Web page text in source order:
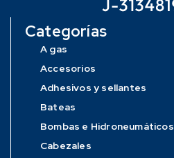
Categorías
A gas
Accesorios
Adhesivos y sellantes
Bateas
Bombas e Hidroneumáticos
Cabezales